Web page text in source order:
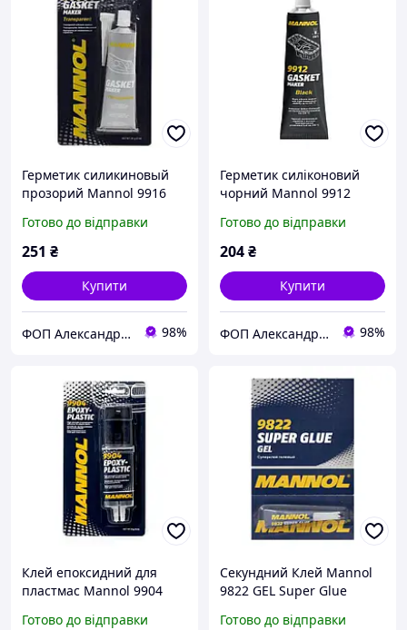
Герметик силикиновый
прозорий Mannol 9916
Готово до відправки
251 ₴
Купити
ФОП Александрова Ірина Анатоліївна 98%
Герметик силіконовий
чорний Mannol 9912
Готово до відправки
204₴
Купити
ФОП Александрова Ірина Анатоліївна 98%
Клей епоксидний для
пластмас Mannol 9904
Готово до відправки
Секундний Клей Mannol
9822 GEL Super Glue
Готово до відправки